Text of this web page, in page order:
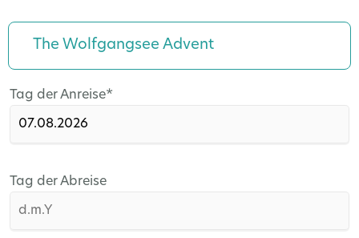
The Wolfgangsee Advent
Pflichtfeld
Tag der Anreise*
Tag der Abreise